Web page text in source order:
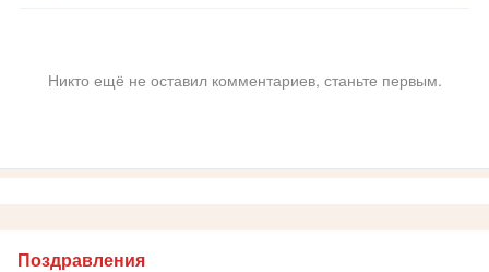
Никто ещё не оставил комментариев, станьте первым.
Поздравления